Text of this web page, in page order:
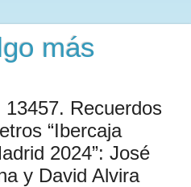
más
Recuerdos
“Ibercaja
2024”: José
y David Alvira